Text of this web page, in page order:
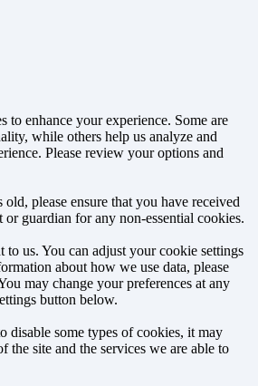
to enhance your experience. Some are
while others help us analyze and
Please review your options and
please ensure that you have received
guardian for any non-essential cookies.
us. You can adjust your cookie settings
about how we use data, please
may change your preferences at any
button below.
disable some types of cookies, it may
the site and the services we are able to